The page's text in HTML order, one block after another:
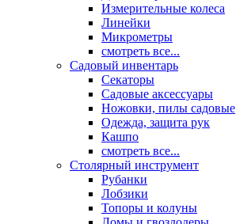
Измерительные колеса
Линейки
Микрометры
смотреть все...
Садовый инвентарь
Секаторы
Садовые аксессуары
Ножовки, пилы садовые
Одежда, защита рук
Кашпо
смотреть все...
Столярный инструмент
Рубанки
Лобзики
Топоры и колуны